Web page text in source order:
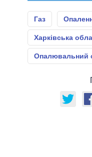
Газ
Харківська
Опалювальний